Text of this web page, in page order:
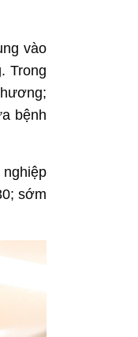
vào
Trong
bệnh
sớm